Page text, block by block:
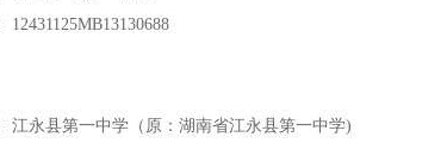
12431125MB13130688
江永县第一中学（原：湖南省江永县第一中学)